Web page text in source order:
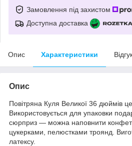
Замовлення під захистом
Доступна доставка
Опис Характеристики
Опис
Повітряна Куля Великої 36 дюймів
Використовується для упаковки
сюрприз ― можна наповнити
цукерками, пелюстками троянд.
латексу.